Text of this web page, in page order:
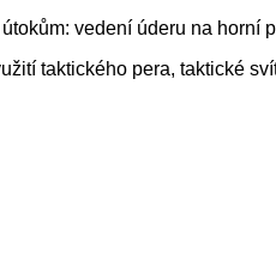
vedení úderu na horní
taktického pera, taktické